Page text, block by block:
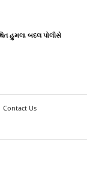
હુમલા બદલ પોલીસે
Contact Us